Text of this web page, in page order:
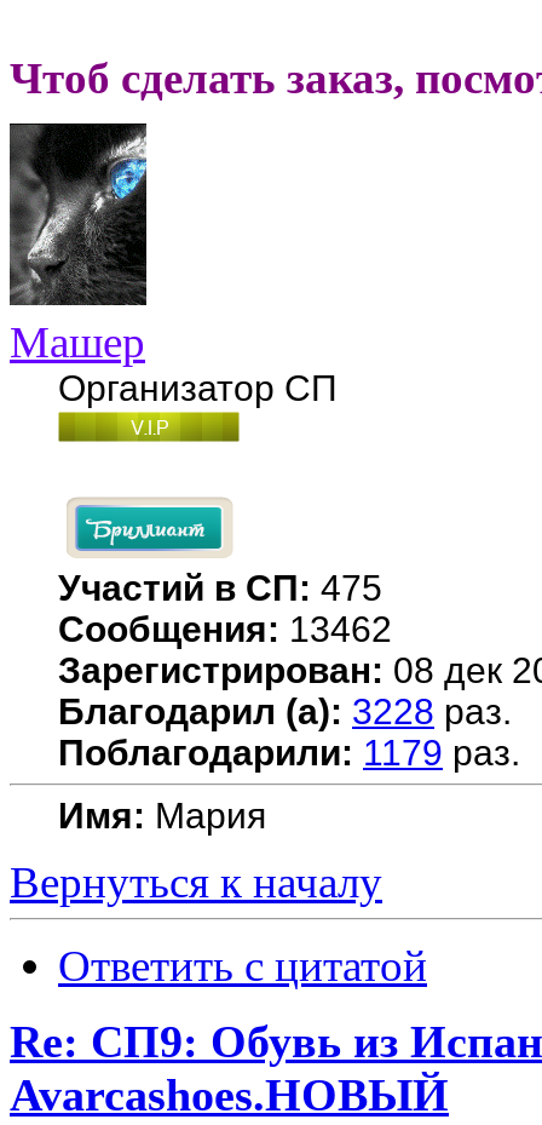
Чтоб сделать заказ,
Машер
Организатор СП
Участий в СП: 475
Сообщения: 13462
Зарегистрирован: 08 дек
Благодарил (а): 3228 раз.
Поблагодарили: 1179 раз.
Имя: Мария
Вернуться к началу
Ответить с цитатой
Re: СП9: Обувь из
Avarcashoes.НОВЫЙ